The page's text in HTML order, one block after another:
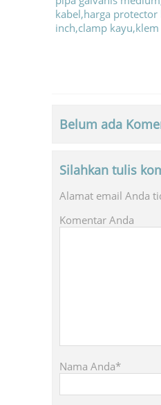
Belum ada
Silahkan tulis
Alamat email Anda
Komentar Anda
Nama Anda*